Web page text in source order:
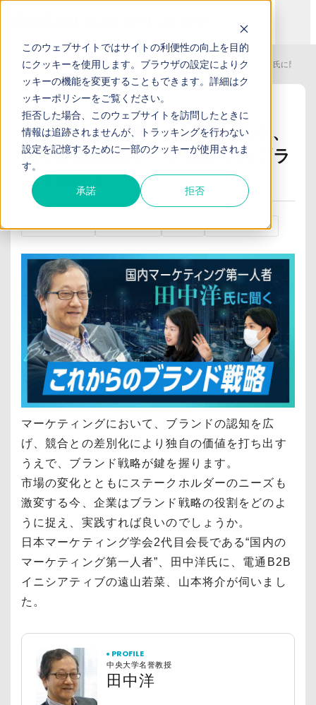
このウェブサイトではサイトの利便性の向上を目的
にクッキーを使用します。ブラウザの設定によりク
ッキーの機能を変更することもできます。詳細はク
ッキーポリシーをご覧ください。
拒否した場合、このウェブサイトを訪問したときに
情報は追跡されませんが、トラッキングを行わない
設定を記憶するために一部のクッキーが使用されま
す。
承諾 拒否
TOP お役立ち記事 国内のマーケティング第一人者、 田中洋氏に聞く
2025/04/14
国内のマーケティング第一人者、
田中洋氏に聞く「これからのブラ
ンド戦略」
マーケティング
マーケティングにおいて、ブランドの認知を広
げ、競合との差別化により独自の価値を打ち出す
うえで、ブランド戦略が鍵を握ります。
市場の変化とともにステークホルダーのニーズも
激変する今、企業はブランド戦略の役割をどのよ
うに捉え、実践すれば良いのでしょうか。
日本マーケティング学会2代目会長である“国内の
マーケティング第一人者”、田中洋氏に、電通B2B
イニシアティブの遠山若菜、山本将介が伺いまし
た。
PROFILE
中央大学名誉教授
田中洋